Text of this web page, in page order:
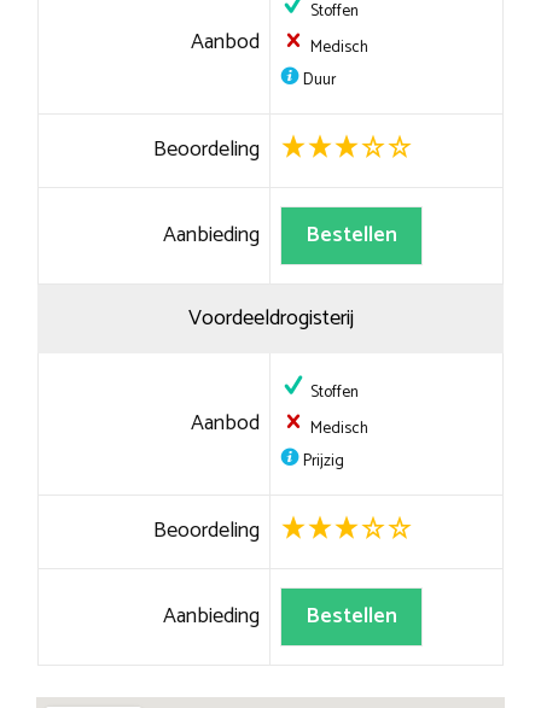
Aanbod
Stoffen
Medisch
Duur
Beoordeling
Aanbieding Bestellen
Voordeeldrogisterij
Aanbod
Stoffen
Medisch
Prijzig
Beoordeling
Aanbieding Bestellen